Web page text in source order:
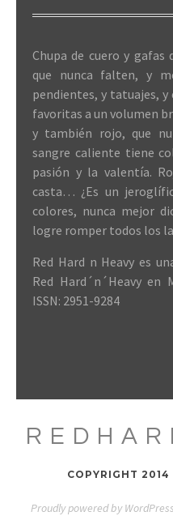
Chupa de cuero y gafas
que nunca falten, y
pendientes, y tatuajes, y
favoritas a un volumen
y también rojo, que
sangre caliente tiene
pasión y la valentía.
casta… ¿Es un
colores, nunca mejor
logre romper todos los
Red Hard n Heavy es
Red Hard´n´Heavy en
ISSN: 2951-9284
COPYRIGHT 2014
Proudly powered by WordPress